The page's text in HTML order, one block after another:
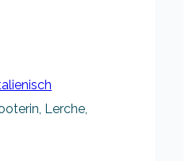
Lerche,